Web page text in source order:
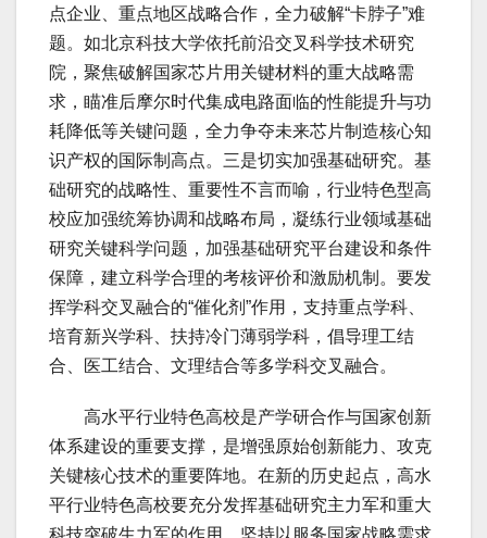
点企业、重点地区战略合作，全力破解“卡脖子”难
题。如北京科技大学依托前沿交叉科学技术研究
院，聚焦破解国家芯片用关键材料的重大战略需
求，瞄准后摩尔时代集成电路面临的性能提升与功
耗降低等关键问题，全力争夺未来芯片制造核心知
识产权的国际制高点。三是切实加强基础研究。基
础研究的战略性、重要性不言而喻，行业特色型高
校应加强统筹协调和战略布局，凝练行业领域基础
研究关键科学问题，加强基础研究平台建设和条件
保障，建立科学合理的考核评价和激励机制。要发
挥学科交叉融合的“催化剂”作用，支持重点学科、
培育新兴学科、扶持冷门薄弱学科，倡导理工结
合、医工结合、文理结合等多学科交叉融合。
高水平行业特色高校是产学研合作与国家创新
体系建设的重要支撑，是增强原始创新能力、攻克
关键核心技术的重要阵地。在新的历史起点，高水
平行业特色高校要充分发挥基础研究主力军和重大